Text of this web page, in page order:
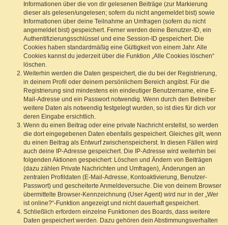
Informationen über die von dir gelesenen Beiträge (zur Markierung
dieser als gelesen/ungelesen; sofern du nicht angemeldet bist) sowie
Informationen über deine Teilnahme an Umfragen (sofern du nicht
angemeldet bist) gespeichert. Ferner werden deine Benutzer-ID, ein
Authentifizierungsschlüssel und eine Session-ID gespeichert. Die
Cookies haben standardmäßig eine Gültigkeit von einem Jahr. Alle
Cookies kannst du jederzeit über die Funktion „Alle Cookies löschen“
löschen.
Weiterhin werden die Daten gespeichert, die du bei der Registrierung,
in deinem Profil oder deinem persönlichem Bereich angibst. Für die
Registrierung sind mindestens ein eindeutiger Benutzername, eine E-
Mail-Adresse und ein Passwort notwendig. Wenn durch den Betreiber
weitere Daten als notwendig festgelegt wurden, so ist dies für dich vor
deren Eingabe ersichtlich.
Wenn du einen Beitrag oder eine private Nachricht erstellst, so werden
die dort eingegebenen Daten ebenfalls gespeichert. Gleiches gilt, wenn
du einen Beitrag als Entwurf zwischenspeicherst. In diesen Fällen wird
auch deine IP-Adresse gespeichert. Die IP-Adresse wird weiterhin bei
folgenden Aktionen gespeichert: Löschen und Ändern von Beiträgen
(dazu zählen Private Nachrichten und Umfragen), Änderungen an
zentralen Profildaten (E-Mail-Adresse, Kontoaktivierung, Benutzer-
Passwort) und gescheiterte Anmeldeversuche. Die von deinem Browser
übermittelte Browser-Kennzeichnung (User Agent) wird nur in der „Wer
ist online?“-Funktion angezeigt und nicht dauerhaft gespeichert.
Schließlich erfordern einzelne Funktionen des Boards, dass weitere
Daten gespeichert werden. Dazu gehören dein Abstimmungsverhalten